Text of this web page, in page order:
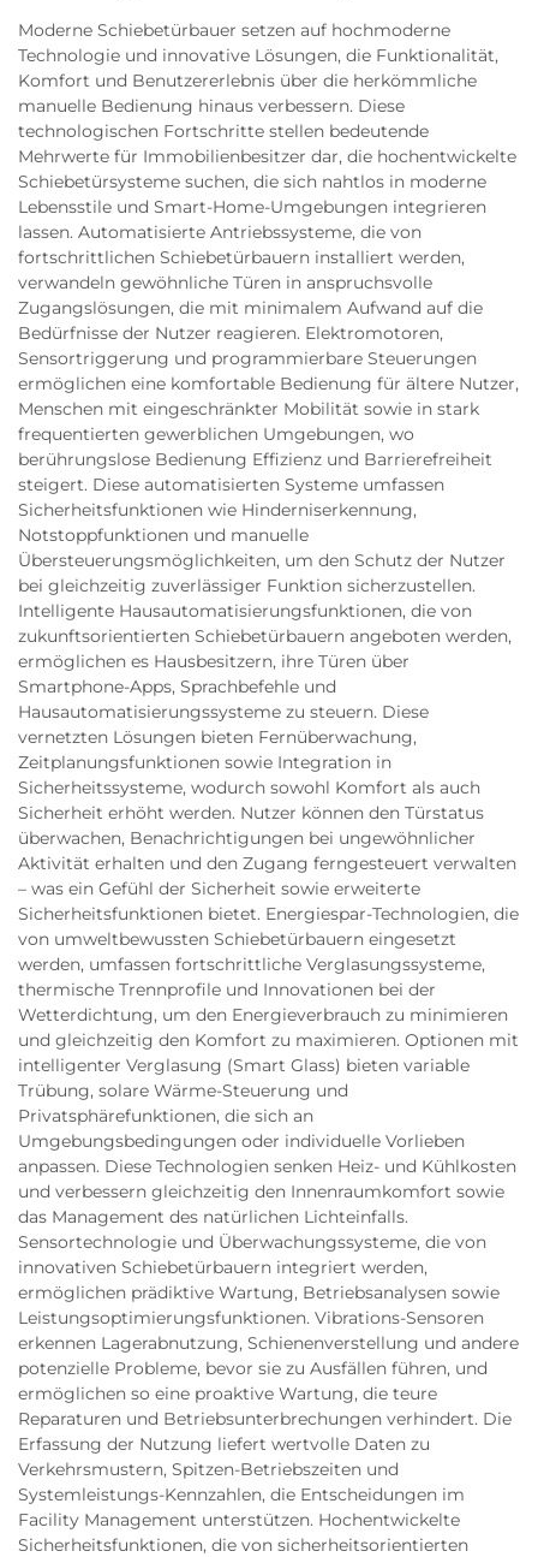
Moderne Schiebetürbauer setzen auf hochmoderne
Technologie und innovative Lösungen, die Funktionalität,
Komfort und Benutzererlebnis über die herkömmliche
manuelle Bedienung hinaus verbessern. Diese
technologischen Fortschritte stellen bedeutende
Mehrwerte für Immobilienbesitzer dar, die hochentwickelte
Schiebetürsysteme suchen, die sich nahtlos in moderne
Lebensstile und Smart-Home-Umgebungen integrieren
lassen. Automatisierte Antriebssysteme, die von
fortschrittlichen Schiebetürbauern installiert werden,
verwandeln gewöhnliche Türen in anspruchsvolle
Zugangslösungen, die mit minimalem Aufwand auf die
Bedürfnisse der Nutzer reagieren. Elektromotoren,
Sensortriggerung und programmierbare Steuerungen
ermöglichen eine komfortable Bedienung für ältere Nutzer,
Menschen mit eingeschränkter Mobilität sowie in stark
frequentierten gewerblichen Umgebungen, wo
berührungslose Bedienung Effizienz und Barrierefreiheit
steigert. Diese automatisierten Systeme umfassen
Sicherheitsfunktionen wie Hinderniserkennung,
Notstoppfunktionen und manuelle
Übersteuerungsmöglichkeiten, um den Schutz der Nutzer
bei gleichzeitig zuverlässiger Funktion sicherzustellen.
Intelligente Hausautomatisierungsfunktionen, die von
zukunftsorientierten Schiebetürbauern angeboten werden,
ermöglichen es Hausbesitzern, ihre Türen über
Smartphone-Apps, Sprachbefehle und
Hausautomatisierungssysteme zu steuern. Diese
vernetzten Lösungen bieten Fernüberwachung,
Zeitplanungsfunktionen sowie Integration in
Sicherheitssysteme, wodurch sowohl Komfort als auch
Sicherheit erhöht werden. Nutzer können den Türstatus
überwachen, Benachrichtigungen bei ungewöhnlicher
Aktivität erhalten und den Zugang ferngesteuert verwalten
– was ein Gefühl der Sicherheit sowie erweiterte
Sicherheitsfunktionen bietet. Energiespar-Technologien, die
von umweltbewussten Schiebetürbauern eingesetzt
werden, umfassen fortschrittliche Verglasungssysteme,
thermische Trennprofile und Innovationen bei der
Wetterdichtung, um den Energieverbrauch zu minimieren
und gleichzeitig den Komfort zu maximieren. Optionen mit
intelligenter Verglasung (Smart Glass) bieten variable
Trübung, solare Wärme-Steuerung und
Privatsphärefunktionen, die sich an
Umgebungsbedingungen oder individuelle Vorlieben
anpassen. Diese Technologien senken Heiz- und Kühlkosten
und verbessern gleichzeitig den Innenraumkomfort sowie
das Management des natürlichen Lichteinfalls.
Sensortechnologie und Überwachungssysteme, die von
innovativen Schiebetürbauern integriert werden,
ermöglichen prädiktive Wartung, Betriebsanalysen sowie
Leistungsoptimierungsfunktionen. Vibrations-Sensoren
erkennen Lagerabnutzung, Schienenverstellung und andere
potenzielle Probleme, bevor sie zu Ausfällen führen, und
ermöglichen so eine proaktive Wartung, die teure
Reparaturen und Betriebsunterbrechungen verhindert. Die
Erfassung der Nutzung liefert wertvolle Daten zu
Verkehrsmustern, Spitzen-Betriebszeiten und
Systemleistungs-Kennzahlen, die Entscheidungen im
Facility Management unterstützen. Hochentwickelte
Sicherheitsfunktionen, die von sicherheitsorientierten